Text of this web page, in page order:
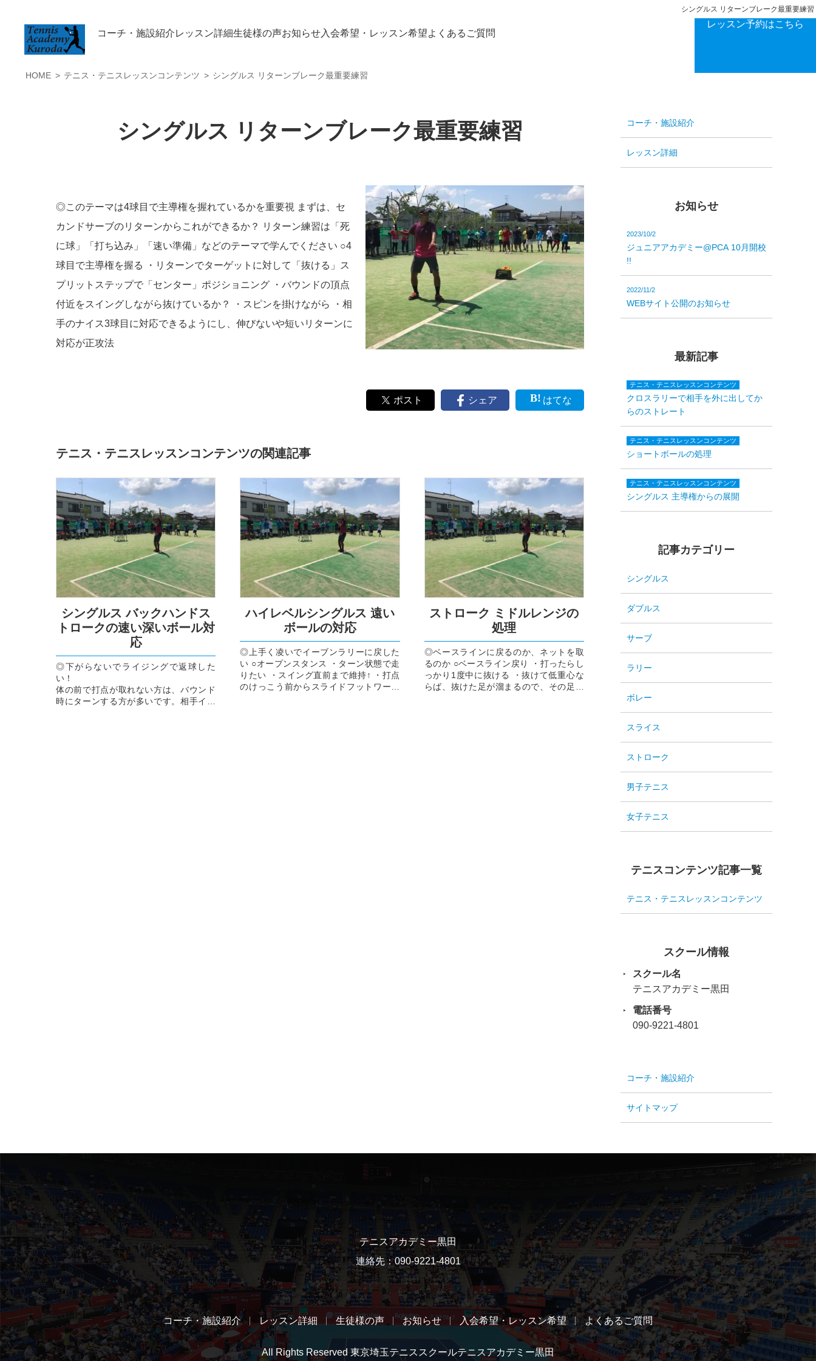
シングルス リターンブレーク最重要練習
コーチ・施設紹介レッスン詳細生徒様の声お知らせ入会希望・レッスン希望よくあるご質問
レッスン予約はこちら
HOME テニス・テニスレッスンコンテンツ シングルス リターンブレーク最重要練習
シングルス リターンブレーク最重要練習
◎このテーマは4球目で主導権を握れているかを重要視 まずは、セ
カンドサーブのリターンからこれができるか？ リターン練習は「死
に球」「打ち込み」「速い準備」などのテーマで学んでください ○4
球目で主導権を握る ・リターンでターゲットに対して「抜ける」ス
プリットステップで「センター」ポジショニング ・バウンドの頂点
付近をスイングしながら抜けているか？ ・スピンを掛けながら ・相
手のナイス3球目に対応できるようにし、伸びないや短いリターンに
対応が正攻法
ポスト シェア はてな
テニス・テニスレッスンコンテンツの関連記事
シングルス バックハンドス
トロークの速い深いボール対
応
◎下がらないでライジングで返球した
い！
体の前で打点が取れない方は、バウンド
時にターンする方が多いです。相手イン
ハイレベルシングルス 遠い
ボールの対応
◎上手く凌いでイーブンラリーに戻した
い ○オープンスタンス ・ターン状態で走
りたい ・スイング直前まで維持↑ ・打点
のけっこう前からスライドフットワーク
ストローク ミドルレンジの
処理
◎ベースラインに戻るのか、ネットを取
るのか ○ベースライン戻り ・打ったらし
っかり1度中に抜ける ・抜けて低重心な
らば、抜けた足が溜まるので、その足を
コーチ・施設紹介
レッスン詳細
お知らせ
2023/10/2
ジュニアアカデミー@PCA 10月開校
!!
2022/11/2
WEBサイト公開のお知らせ
最新記事
テニス・テニスレッスンコンテンツ
クロスラリーで相手を外に出してか
らのストレート
テニス・テニスレッスンコンテンツ
ショートボールの処理
テニス・テニスレッスンコンテンツ
シングルス 主導権からの展開
記事カテゴリー
シングルス
ダブルス
サーブ
ラリー
ボレー
スライス
ストローク
男子テニス
女子テニス
テニスコンテンツ記事一覧
テニス・テニスレッスンコンテンツ
スクール情報
スクール名
テニスアカデミー黒田
電話番号
090-9221-4801
コーチ・施設紹介
サイトマップ
テニスアカデミー黒田
連絡先：090-9221-4801
コーチ・施設紹介 レッスン詳細 生徒様の声 お知らせ 入会希望・レッスン希望 よくあるご質問
All Rights Reserved 東京埼玉テニススクールテニスアカデミー黒田